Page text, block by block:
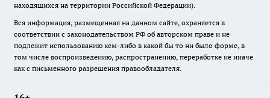
находящихся на территории Российской Федерации).
Вся информация, размещенная на данном сайте, охраняется в
соответствии с законодательством РФ об авторском праве и не
подлежит использованию кем-либо в какой бы то ни было форме, в
том числе воспроизведению, распространению, переработке не иначе
как с письменного разрешения правообладателя.